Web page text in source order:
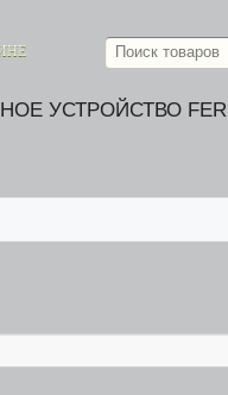
УСТРОЙСТВО